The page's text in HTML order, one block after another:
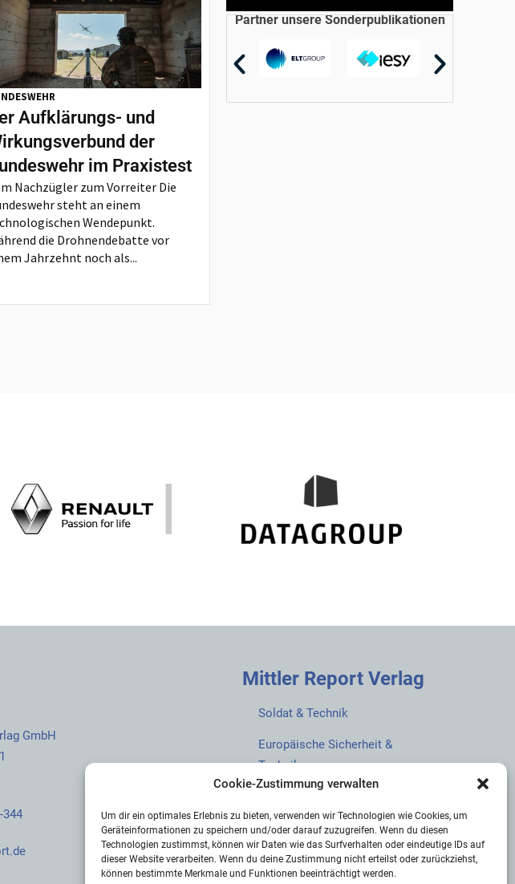
Cookie-Zustimmung verwalten
Um dir ein optimales Erlebnis zu bieten, verwenden wir Technologien wie Cookies, um
Geräteinformationen zu speichern und/oder darauf zuzugreifen. Wenn du diesen
Technologien zustimmst, können wir Daten wie das Surfverhalten oder eindeutige IDs auf
dieser Website verarbeiten. Wenn du deine Zustimmung nicht erteilst oder zurückziehst,
können bestimmte Merkmale und Funktionen beeinträchtigt werden.
Aufklärungs- und
der
im Praxistest
Nachzügler zum Vorreiter Die
steht an einem
Wendepunkt.
die Drohnendebatte vor
Jahrzehnt noch als...
Partner unsere Sonderpublikationen
GmbH
344
Mittler Report Verlag
Soldat & Technik
Europäische Sicherheit &
Technik
MarineForum
Verlagswebsite